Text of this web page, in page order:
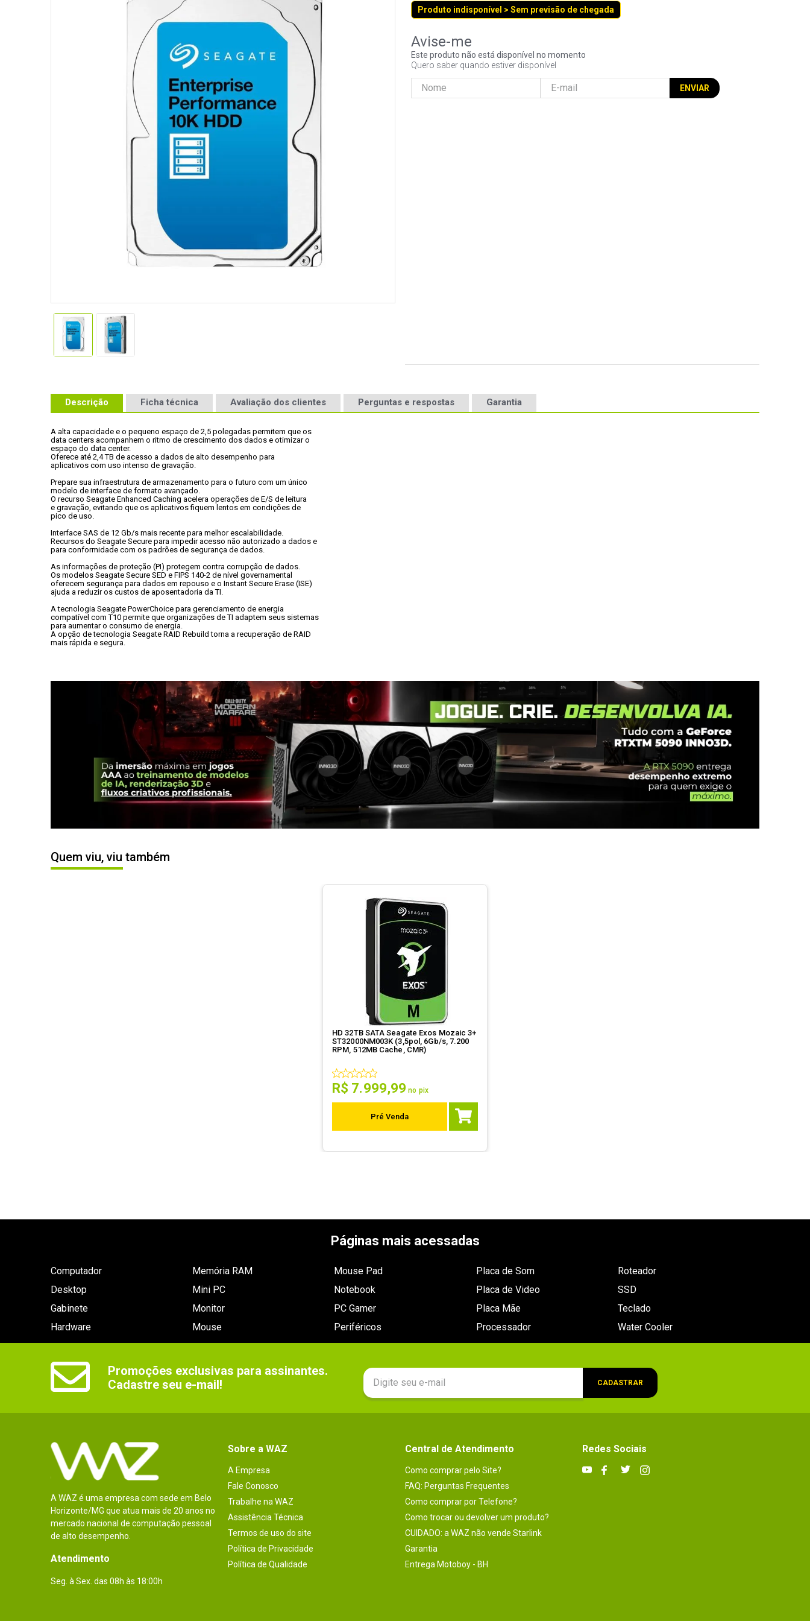
Produto indisponível > Sem previsão de chegada
Este produto não está disponível no momento
Quero saber quando estiver disponível
ENVIAR
Descrição Ficha técnica Avaliação dos clientes Perguntas e respostas Garantia
A alta capacidade e o pequeno espaço de 2,5 polegadas permitem que os
data centers acompanhem o ritmo de crescimento dos dados e otimizar o
espaço do data center.
Oferece até 2,4 TB de acesso a dados de alto desempenho para
aplicativos com uso intenso de gravação.
Prepare sua infraestrutura de armazenamento para o futuro com um único
modelo de interface de formato avançado.
O recurso Seagate Enhanced Caching acelera operações de E/S de leitura
e gravação, evitando que os aplicativos fiquem lentos em condições de
pico de uso.
Interface SAS de 12 Gb/s mais recente para melhor escalabilidade.
Recursos do Seagate Secure para impedir acesso não autorizado a dados e
para conformidade com os padrões de segurança de dados.
As informações de proteção (PI) protegem contra corrupção de dados.
Os modelos Seagate Secure SED e FIPS 140-2 de nível governamental
oferecem segurança para dados em repouso e o Instant Secure Erase (ISE)
ajuda a reduzir os custos de aposentadoria da TI.
A tecnologia Seagate PowerChoice para gerenciamento de energia
compatível com T10 permite que organizações de TI adaptem seus sistemas
para aumentar o consumo de energia.
A opção de tecnologia Seagate RAID Rebuild torna a recuperação de RAID
mais rápida e segura.
Quem viu, viu também
HD 32TB SATA Seagate Exos Mozaic 3+
ST32000NM003K (3,5pol, 6Gb/s, 7.200
RPM, 512MB Cache, CMR)
R$ 7.999,99 no pix
Pré Venda
Páginas mais acessadas
Computador
Desktop
Gabinete
Hardware
Memória RAM
Mini PC
Monitor
Mouse
Mouse Pad
Notebook
PC Gamer
Periféricos
Placa de Som
Placa de Video
Placa Mãe
Processador
Roteador
SSD
Teclado
Water Cooler
Promoções exclusivas para assinantes.
Cadastre seu e-mail!
CADASTRAR
A WAZ é uma empresa com sede em Belo
Horizonte/MG que atua mais de 20 anos no
mercado nacional de computação pessoal
de alto desempenho.
Atendimento
Seg. à Sex. das 08h às 18:00h
Sobre a WAZ
A Empresa
Fale Conosco
Trabalhe na WAZ
Assistência Técnica
Termos de uso do site
Política de Privacidade
Política de Qualidade
Central de Atendimento
Como comprar pelo Site?
FAQ: Perguntas Frequentes
Como comprar por Telefone?
Como trocar ou devolver um produto?
CUIDADO: a WAZ não vende Starlink
Garantia
Entrega Motoboy - BH
Redes Sociais